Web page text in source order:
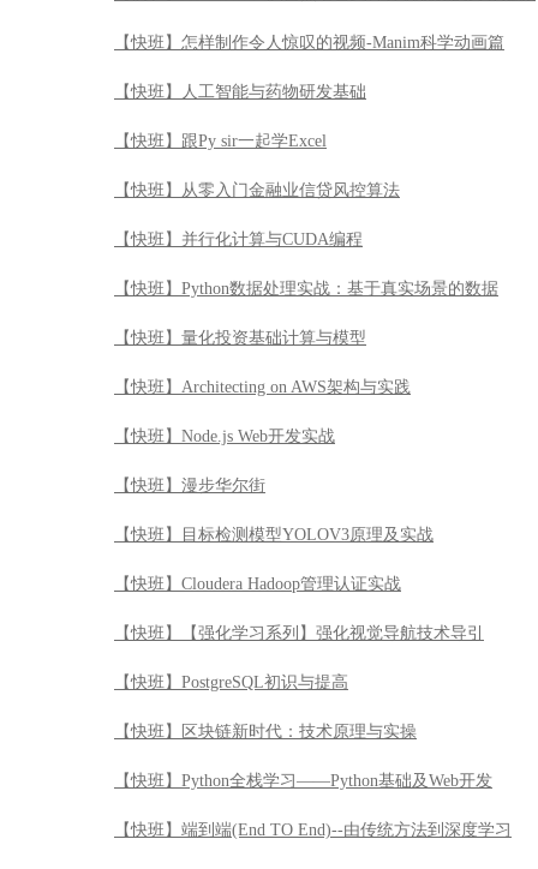
【快班】怎样制作令人惊叹的视频-Manim科学动画篇
【快班】人工智能与药物研发基础
【快班】跟Py sir一起学Excel
【快班】从零入门金融业信贷风控算法
【快班】并行化计算与CUDA编程
【快班】Python数据处理实战：基于真实场景的数据
【快班】量化投资基础计算与模型
【快班】Architecting on AWS架构与实践
【快班】Node.js Web开发实战
【快班】漫步华尔街
【快班】目标检测模型YOLOV3原理及实战
【快班】Cloudera Hadoop管理认证实战
【快班】【强化学习系列】强化视觉导航技术导引
【快班】PostgreSQL初识与提高
【快班】区块链新时代：技术原理与实操
【快班】Python全栈学习——Python基础及Web开发
【快班】端到端(End TO End)--由传统方法到深度学习